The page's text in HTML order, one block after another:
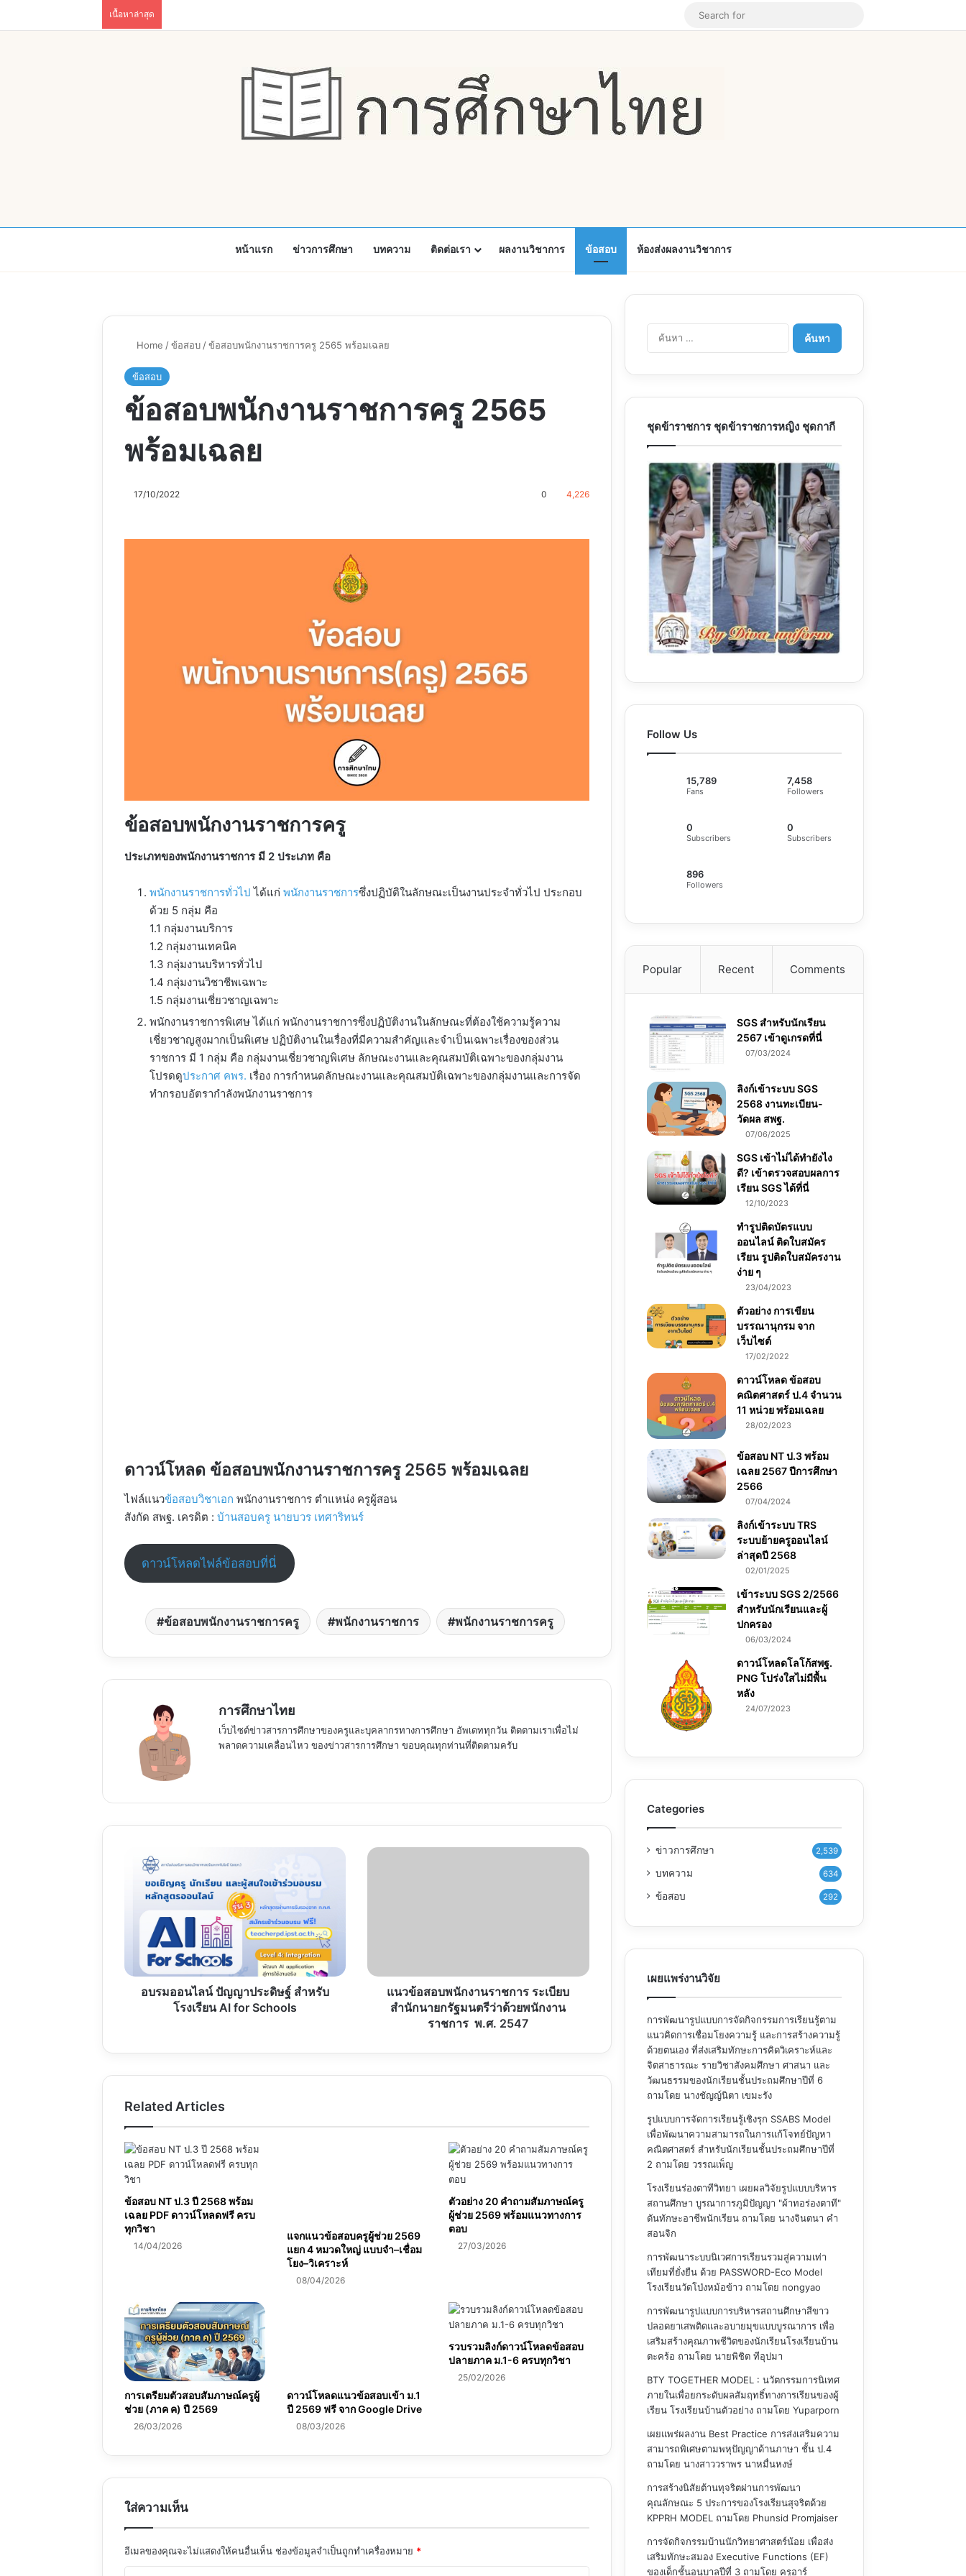
เนื้อหาล่าสุด Instagram
Random Article
หน้าแรก ข่าวการศึกษา บทความ ติดต่อเรา ผลงานวิชาการ ข้อสอบ ห้องส่งผลงานวิชาการ
Home /ข้อสอบ /ข้อสอบพนักงานราชการครู 2565 พร้อมเฉลย
ข้อสอบ
ข้อสอบพนักงานราชการครู 2565
พร้อมเฉลย
17/10/2022 0 4,226
ข้อสอบพนักงานราชการครู
ประเภทของพนักงานราชการ มี 2 ประเภท คือ
พนักงานราชการทั่วไป ได้แก่ พนักงานราชการซึ่งปฏิบัติในลักษณะเป็นงานประจำทั่วไป ประกอบ
ด้วย 5 กลุ่ม คือ
1.1 กลุ่มงานบริการ
1.2 กลุ่มงานเทคนิค
1.3 กลุ่มงานบริหารทั่วไป
1.4 กลุ่มงานวิชาชีพเฉพาะ
1.5 กลุ่มงานเชี่ยวชาญเฉพาะ
พนักงานราชการพิเศษ ได้แก่ พนักงานราชการซึ่งปฏิบัติงานในลักษณะที่ต้องใช้ความรู้ความ
เชี่ยวชาญสูงมากเป็นพิเศษ ปฏิบัติงานในเรื่องที่มีความสำคัญและจำเป็นเฉพาะเรื่องของส่วน
ราชการ มี 1 กลุ่ม คือ กลุ่มงานเชี่ยวชาญพิเศษ ลักษณะงานและคุณสมบัติเฉพาะของกลุ่มงาน
โปรดดูประกาศ คพร. เรื่อง การกำหนดลักษณะงานและคุณสมบัติเฉพาะของกลุ่มงานและการจัด
ทำกรอบอัตรากำลังพนักงานราชการ
ดาวน์โหลด ข้อสอบพนักงานราชการครู 2565 พร้อมเฉลย
ไฟล์แนวข้อสอบวิชาเอก พนักงานราชการ ตำแหน่ง ครูผู้สอน
สังกัด สพฐ. เครดิต : บ้านสอบครู นายบวร เทศาริทนร์
ดาวน์โหลดไฟล์ข้อสอบที่นี่
ข้อสอบพนักงานราชการครู พนักงานราชการ พนักงานราชการครู
การศึกษาไทย
เว็บไซต์ข่าวสารการศึกษาของครูและบุคลากรทางการศึกษา อัพเดททุกวัน ติดตามเราเพื่อไม่
พลาดความเคลื่อนไหว ของข่าวสารการศึกษา ขอบคุณทุกท่านที่ติดตามครับ
ออนไลน์
ปัญญา
ประดิษฐ์
โรงเรียน
Schools
อบรมออนไลน์ ปัญญาประดิษฐ์ สำหรับ
โรงเรียน AI for Schools
แนว
ด้วย
พนักงาน
ราชการ
แนวข้อสอบพนักงานราชการ ระเบียบ
สำนักนายกรัฐมนตรีว่าด้วยพนักงาน
ราชการ พ.ศ. 2547
Related Articles
ข้อสอบ NT ป.3 ปี 2568 พร้อม
เฉลย PDF ดาวน์โหลดฟรี ครบ
ทุกวิชา
14/04/2026
แจกแนวข้อสอบครูผู้ช่วย 2569
แยก 4 หมวดใหญ่ แบบจำ–เชื่อม
โยง–วิเคราะห์
08/04/2026
ตัวอย่าง 20 คำถามสัมภาษณ์ครู
ผู้ช่วย 2569 พร้อมแนวทางการ
ตอบ
27/03/2026
การเตรียมตัวสอบสัมภาษณ์ครูผู้
ช่วย (ภาค ค) ปี 2569
26/03/2026
ดาวน์โหลดแนวข้อสอบเข้า ม.1
ปี 2569 ฟรี จาก Google Drive
08/03/2026
รวบรวมลิงก์ดาวน์โหลดข้อสอบ
ปลายภาค ม.1-6 ครบทุกวิชา
25/02/2026
ใส่ความเห็น
อีเมลของคุณจะไม่แสดงให้คนอื่นเห็น ช่องข้อมูลจำเป็นถูกทำเครื่องหมาย *
ค้นหา
สำหรับ:
ชุดข้าราชการ ชุดข้าราชการหญิง ชุดกากี
Follow Us
15,789
Fans
7,458
Followers
0
Subscribers
0
Subscribers
896
Followers
Popular Recent Comments
SGS สําหรับนักเรียน
2567 เข้าดูเกรดที่นี่
07/03/2024
ลิงก์เข้าระบบ SGS
2568 งานทะเบียน-
วัดผล สพฐ.
07/06/2025
SGS เข้าไม่ได้ทำยังไง
ดี? เข้าตรวจสอบผลการ
เรียน SGS ได้ที่นี่
12/10/2023
ทำรูปติดบัตรแบบ
ออนไลน์ ติดใบสมัคร
เรียน รูปติดใบสมัครงาน
ง่าย ๆ
23/04/2023
ตัวอย่าง การเขียน
บรรณานุกรม จาก
เว็บไซต์
17/02/2022
ดาวน์โหลด ข้อสอบ
คณิตศาสตร์ ป.4 จำนวน
11 หน่วย พร้อมเฉลย
28/02/2023
ข้อสอบ NT ป.3 พร้อม
เฉลย 2567 ปีการศึกษา
2566
07/04/2024
ลิงก์เข้าระบบ TRS
ระบบย้ายครูออนไลน์
ล่าสุดปี 2568
02/01/2025
เข้าระบบ SGS 2/2566
สำหรับนักเรียนและผู้
ปกครอง
06/03/2024
ดาวน์โหลดโลโก้สพฐ.
PNG โปร่งใสไม่มีพื้น
หลัง
24/07/2023
Categories
ข่าวการศึกษา 2,539
บทความ 634
ข้อสอบ 292
เผยแพร่งานวิจัย
การพัฒนารูปแบบการจัดกิจกรรมการเรียนรู้ตาม
แนวคิดการเชื่อมโยงความรู้ และการสร้างความรู้
ด้วยตนเอง ที่ส่งเสริมทักษะการคิดวิเคราะห์และ
จิตสาธารณะ รายวิชาสังคมศึกษา ศาสนา และ
วัฒนธรรมของนักเรียนชั้นประถมศึกษาปีที่ 6
ถามโดย นางชัญญ์นิตา เขมะรัง
รูปแบบการจัดการเรียนรู้เชิงรุก SSABS Model
เพื่อพัฒนาความสามารถในการแก้โจทย์ปัญหา
คณิตศาสตร์ สำหรับนักเรียนชั้นประถมศึกษาปีที่
2 ถามโดย วรรณเพ็ญ
โรงเรียนร่องตาทีวิทยา เผยผลวิจัยรูปแบบบริหาร
สถานศึกษา บูรณาการภูมิปัญญา "ผ้าทอร่องตาที"
ดันทักษะอาชีพนักเรียนถามโดย นางจินตนา คำ
สอนจิก
การพัฒนาระบบนิเวศการเรียนรวมสู่ความเท่า
เทียมที่ยั่งยืน ด้วย PASSWORD-Eco Model
โรงเรียนวัดโป่งหม้อข้าวถามโดย nongyao
การพัฒนารูปแบบการบริหารสถานศึกษาสีขาว
ปลอดยาเสพติดและอบายมุขแบบบูรณาการ เพื่อ
เสริมสร้างคุณภาพชีวิตของนักเรียนโรงเรียนบ้าน
ตะคร้อ ถามโดย นายพิชิต ทีอุปมา
BTY TOGETHER MODEL : นวัตกรรมการนิเทศ
ภายในเพื่อยกระดับผลสัมฤทธิ์ทางการเรียนของผู้
เรียน โรงเรียนบ้านตัวอย่างถามโดย Yuparporn
เผยแพร่ผลงาน Best Practice การส่งเสริมความ
สามารถพิเศษตามพหุปัญญาด้านภาษา ชั้น ป.4
ถามโดย นางสาววราพร นาหมื่นหงษ์
การสร้างนิสัยต้านทุจริตผ่านการพัฒนา
คุณลักษณะ 5 ประการของโรงเรียนสุจริตด้วย
KPPRH MODELถามโดย Phunsid Promjaiser
การจัดกิจกรรมบ้านนักวิทยาศาสตร์น้อย เพื่อส่ง
เสริมทักษะสมอง Executive Functions (EF)
ของเด็กชั้นอนุบาลปีที่ 3ถามโดย ครูอาร์